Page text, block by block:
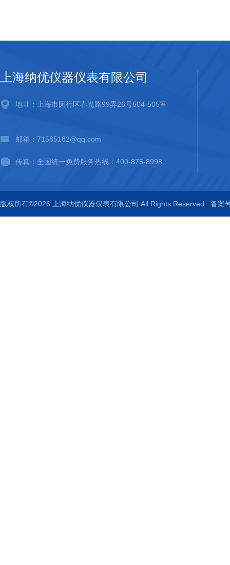
上海纳优仪器仪表有限公司
地址：上海市闵行区春光路99弄26号504-505室
邮箱：71585182@qq.com
传真：全国统一免费服务热线：400-875-8998
版权所有©2026 上海纳优仪器仪表有限公司 All Rights Reserved 备案